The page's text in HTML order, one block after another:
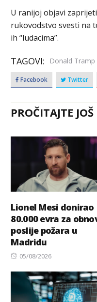
U ranijoj objavi
rukovodstvo svesti na
ih “ludacima”.
TAGOVI: Donald Tramp
Facebook Twitter
PROČITAJTE JOŠ
Lionel Mesi donirao
80.000 evra za
poslije požara u
Madridu
Posted
05/08/2026